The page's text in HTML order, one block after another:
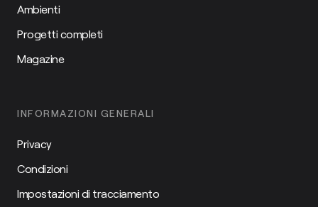
Ambienti
Progetti completi
Magazine
INFORMAZIONI GENERALI
Privacy
Condizioni
Impostazioni di tracciamento